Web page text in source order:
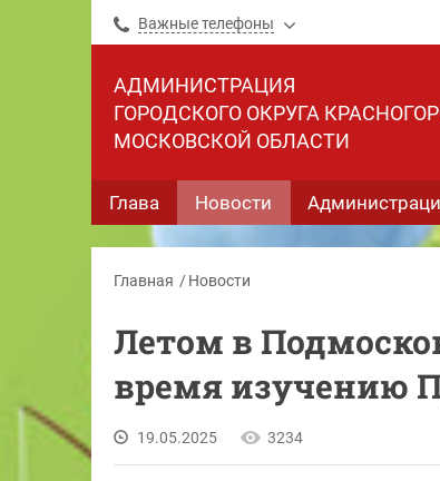
Важные телефоны
АДМИНИСТРАЦИЯ
ГОРОДСКОГО ОКРУГА
МОСКОВСКОЙ ОБЛАСТИ
Глава Новости
Главная Новости
Летом в
время изучению
19.05.2025 3234